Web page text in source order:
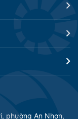
phường An Nhơn,